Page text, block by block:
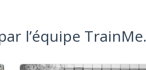
l’équipe TrainMe.